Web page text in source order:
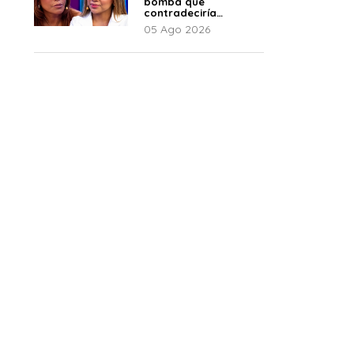
contradeciría
comunicado de La
Bella Luz: “Hay un
05 Ago 2026